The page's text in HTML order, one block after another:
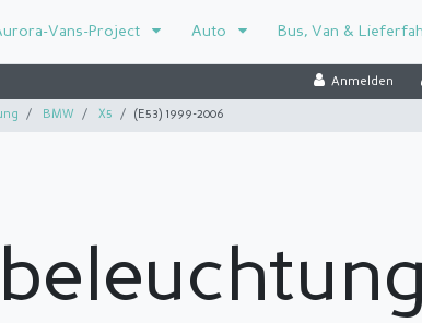
Vans-Project Auto Bus, Van &
Anmelden
BMW X5 (E53) 1999-2006